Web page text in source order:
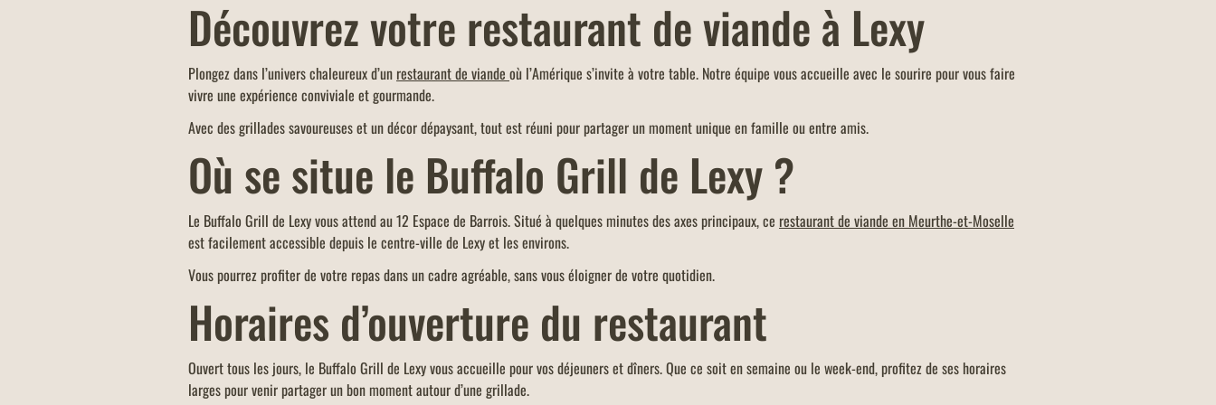
Découvrez votre restaurant de viandeà Lexy
Plongez dans l’univers chaleureux d’un restaurant de viande où l’Amérique s’invite à votre table. Notre équipe vous accueille avec le sourire pour vous faire
vivre une expérience conviviale et gourmande.
Avec des grillades savoureuses et un décor dépaysant, tout est réuni pour partager un moment unique en famille ou entre amis.
Où se situe le Buffalo Grill de Lexy ?
Le Buffalo Grill de Lexy vous attend au 12 Espace de Barrois. Situé à quelques minutes des axes principaux, ce restaurant de viande en Meurthe-et-Moselle
est facilement accessible depuis le centre-ville de Lexy et les environs.
Vous pourrez profiter de votre repas dans un cadre agréable, sans vous éloigner de votre quotidien.
Horaires d’ouverture du restaurant
Ouvert tous les jours, le Buffalo Grill de Lexy vous accueille pour vos déjeuners et dîners. Que ce soit en semaine ou le week-end, profitez de ses horaires
larges pour venir partager un bon moment autour d’une grillade.